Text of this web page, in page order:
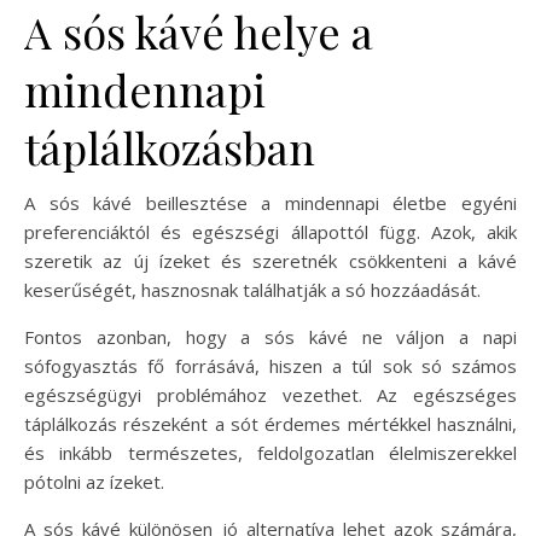
A sós kávé helye a
mindennapi
táplálkozásban
A sós kávé beillesztése a mindennapi életbe egyéni
preferenciáktól és egészségi állapottól függ. Azok, akik
szeretik az új ízeket és szeretnék csökkenteni a kávé
keserűségét, hasznosnak találhatják a só hozzáadását.
Fontos azonban, hogy a sós kávé ne váljon a napi
sófogyasztás fő forrásává, hiszen a túl sok só számos
egészségügyi problémához vezethet. Az egészséges
táplálkozás részeként a sót érdemes mértékkel használni,
és inkább természetes, feldolgozatlan élelmiszerekkel
pótolni az ízeket.
A sós kávé különösen jó alternatíva lehet azok számára,